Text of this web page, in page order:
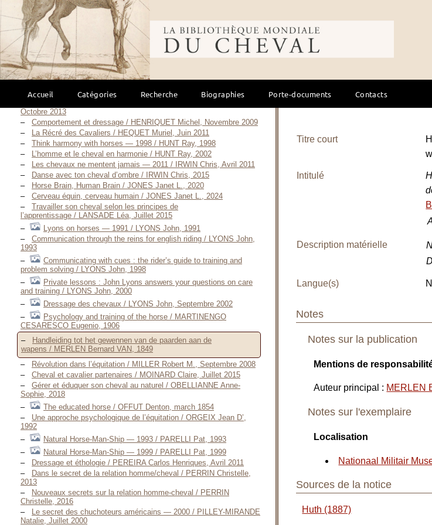
Bibliothèque mondiale du cheval
Accueil Catégories Recherche Biographies Porte-documents Contacts
Les savoirs d’équitation éthologique — T. 2 / Haras de La Cense,
2004
Les savoirs d’équitation éthologique — T. 3 / Haras de La Cense,
2004
La méthode La Cense — 2017 / Haras de La Cense, 2017
Mit Pferden Tanzen — 1993 / HEMPFLING Klaus Ferdinand, 1993
Danser avec les chevaux — 1996 / HEMPFLING Klaus Ferdinand,
1996
Ferdinand, 2004
Octobre 2013
Comportement et dressage / HENRIQUET Michel, Novembre 2009
La Récré des Cavaliers / HEQUET Muriel, Juin 2011
Think harmony with horses — 1998 / HUNT Ray, 1998
L’homme et le cheval en harmonie / HUNT Ray, 2002
Les chevaux ne mentent jamais — 2011 / IRWIN Chris, Avril 2011
Danse avec ton cheval d’ombre / IRWIN Chris, 2015
Horse Brain, Human Brain / JONES Janet L., 2020
Cerveau équin, cerveau humain / JONES Janet L., 2024
Travailler son cheval selon les principes de
l’apprentissage / LANSADE Léa, Juillet 2015
Lyons on horses — 1991 / LYONS John, 1991
Communication through the reins for english riding / LYONS John,
1993
Communicating with cues : the rider’s guide to training and
problem solving / LYONS John, 1998
Private lessons : John Lyons answers your questions on care
and training / LYONS John, 2000
Dressage des chevaux / LYONS John, Septembre 2002
Psychology and training of the horse / MARTINENGO
CESARESCO Eugenio, 1906
Handleiding tot het gewennen van de paarden aan de
wapens / MERLEN Bernard VAN, 1849
Révolution dans l’équitation / MILLER Robert M., Septembre 2008
Cheval et cavalier partenaires / MOINARD Claire, Juillet 2015
Gérer et éduquer son cheval au naturel / OBELLIANNE Anne-
Sophie, 2018
The educated horse / OFFUT Denton, march 1854
Une approche psychologique de l’équitation / ORGEIX Jean D’,
1992
Natural Horse-Man-Ship — 1993 / PARELLI Pat, 1993
Natural Horse-Man-Ship — 1999 / PARELLI Pat, 1999
Dressage et éthologie / PEREIRA Carlos Henriques, Avril 2011
Dans le secret de la relation homme/cheval / PERRIN Christelle,
2013
Nouveaux secrets sur la relation homme-cheval / PERRIN
Christelle, 2016
Le secret des chuchoteurs américains — 2000 / PILLEY-MIRANDE
Natalie, Juillet 2000
Titre court
Intitulé
Description matérielle
Langue(s)
Notes
Notes sur la publication
Mentions de
Auteur principal : MERLEN
Notes sur l'exemplaire
Localisation
Nationaal Militair
Sources de la notice
Huth (1887)